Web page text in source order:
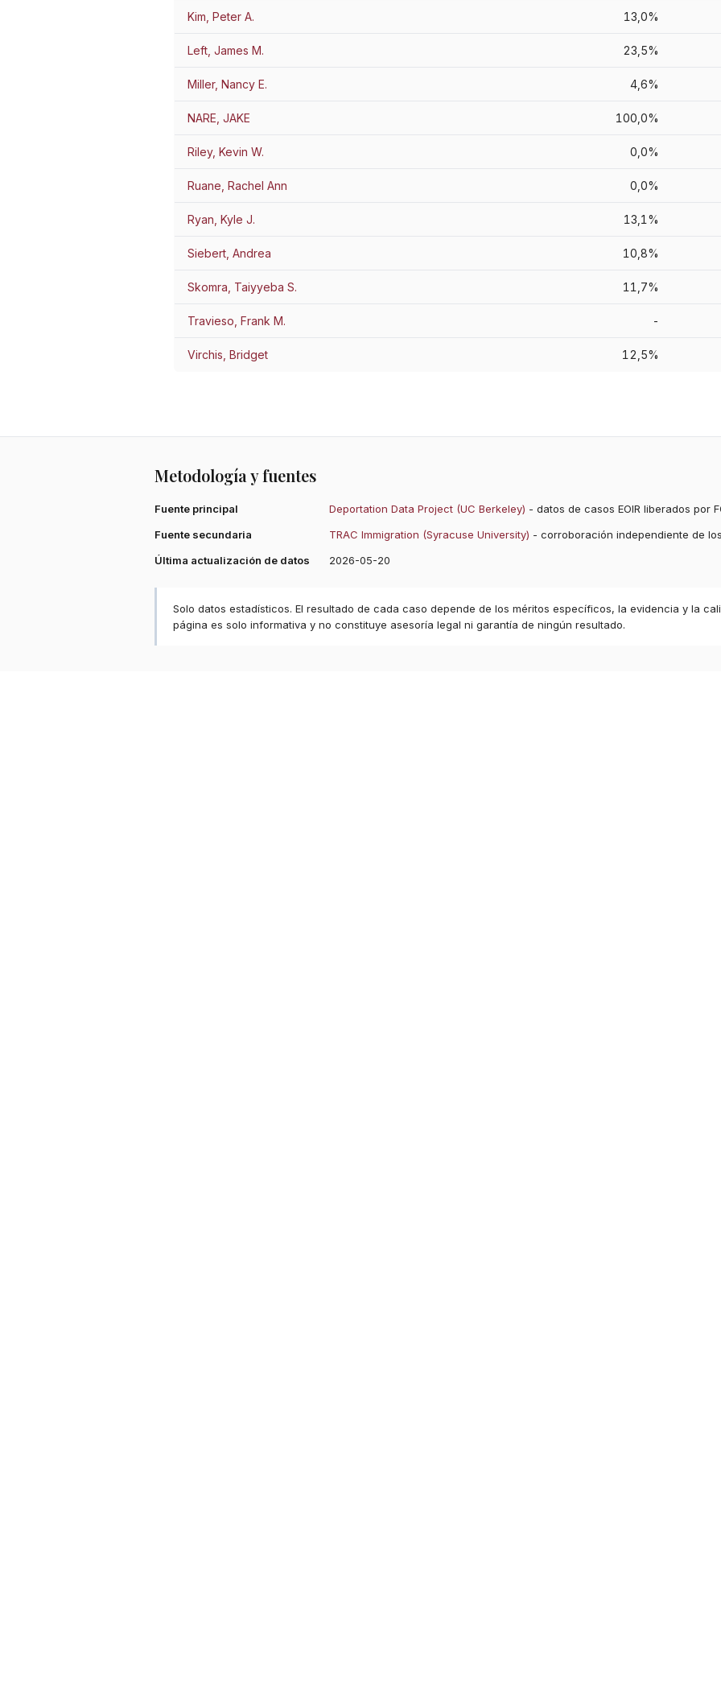
Kim, Peter A. 13,0%
Left, James M. 23,5%
Miller, Nancy E. 4,6%
NARE, JAKE 100,0%
Riley, Kevin W. 0,0%
Ruane, Rachel Ann 0,0%
Ryan, Kyle J. 13,1%
Siebert, Andrea 10,8%
Skomra, Taiyyeba S. 11,7%
Travieso, Frank M. -
Virchis, Bridget 12,5%
Metodología y fuentes
Fuente principal Deportation Data Project (UC Berkeley) - datos de casos EOIR liberados por
Fuente secundaria
TRAC Immigration (Syracuse University) - corroboración independiente de
Última actualización de datos
2026-05-20
Solo datos estadísticos. El resultado de cada caso depende de los méritos específicos, la evidencia y la
página es solo informativa y no constituye asesoría legal ni garantía de ningún resultado.